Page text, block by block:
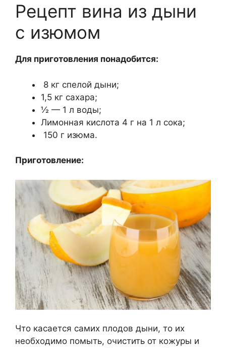
Рецепт вина из дыни
с изюмом
Для приготовления понадобится:
8 кг спелой дыни;
1,5 кг сахара;
½ — 1 л воды;
Лимонная кислота 4 г на 1 л сока;
150 г изюма.
Приготовление:
Что касается самих плодов дыни, то их
необходимо помыть, очистить от кожуры и